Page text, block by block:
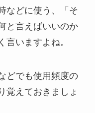
などに使う、「そ
と言えばいいのか
言いますよね。
どでも使用頻度の
覚えておきましょ